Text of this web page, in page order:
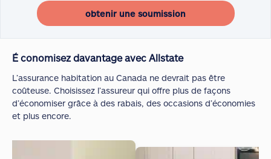
obtenir une soumission
É conomisez davantage avec Allstate
L’assurance habitation au Canada ne devrait pas être
coûteuse. Choisissez l’assureur qui offre plus de façons
d’économiser grâce à des rabais, des occasions d’économies
et plus encore.